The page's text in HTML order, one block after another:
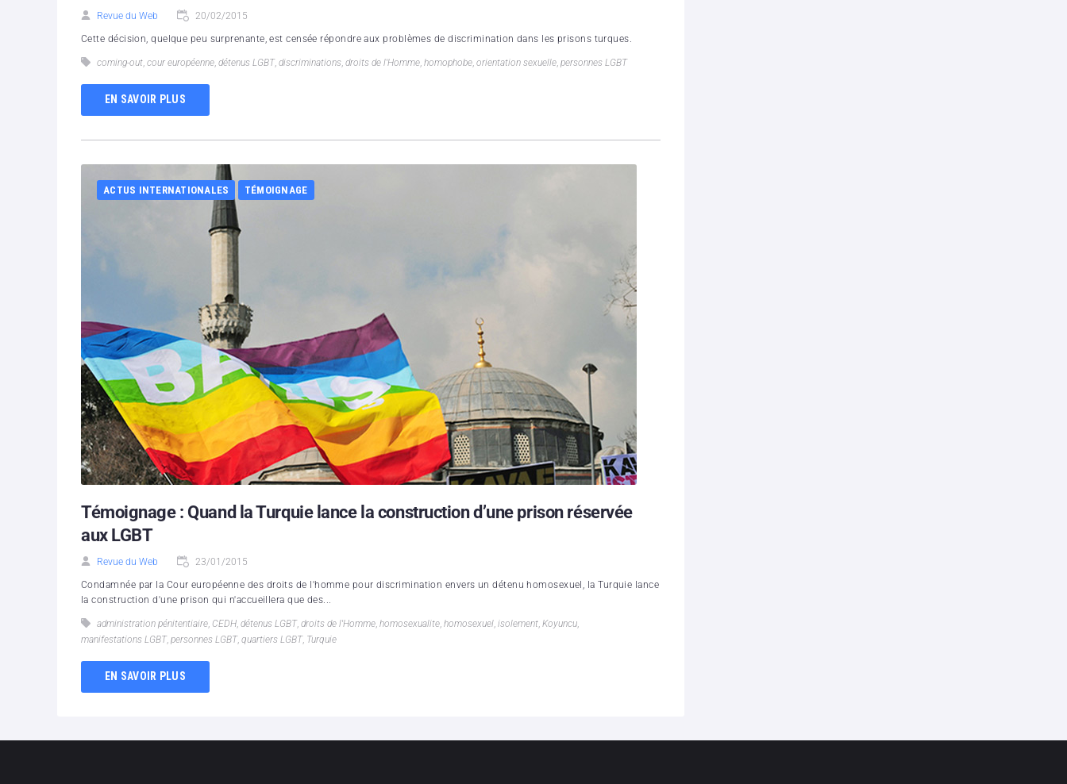
Revue du Web 20/02/2015
Cette décision, quelque peu surprenante, est censée répondre aux problèmes de discrimination dans les prisons turques.
coming-out, cour européenne, détenus LGBT, discriminations, droits de l'Homme, homophobe, orientation sexuelle, personnes LGBT
EN SAVOIR PLUS
ACTUS INTERNATIONALES TÉMOIGNAGE
Témoignage : Quand la Turquie lance la construction d’une prison réservée
aux LGBT
Revue du Web 23/01/2015
Condamnée par la Cour européenne des droits de l'homme pour discrimination envers un détenu homosexuel, la Turquie lance
la construction d'une prison qui n'accueillera que des...
administration pénitentiaire, CEDH, détenus LGBT, droits de l'Homme, homosexualite, homosexuel, isolement, Koyuncu,
manifestations LGBT, personnes LGBT, quartiers LGBT, Turquie
EN SAVOIR PLUS